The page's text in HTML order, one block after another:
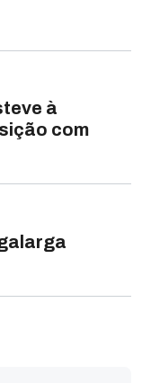
à
com